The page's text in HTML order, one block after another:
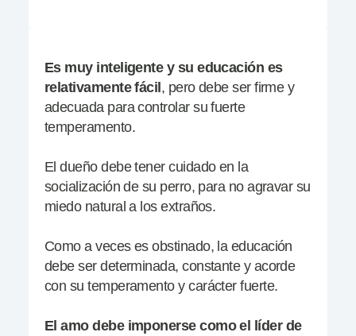
Es muy inteligente y su educación es
relativamente fácil, pero debe ser firme y
adecuada para controlar su fuerte
temperamento.
El dueño debe tener cuidado en la
socialización de su perro, para no agravar su
miedo natural a los extraños.
Como a veces es obstinado, la educación
debe ser determinada, constante y acorde
con su temperamento y carácter fuerte.
El amo debe imponerse como el líder de